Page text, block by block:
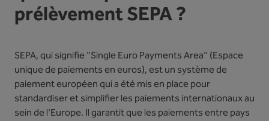
prélèvement SEPA ?
SEPA, qui signifie "Single Euro Payments Area" (Espace
unique de paiements en euros), est un système de
paiement européen qui a été mis en place pour
standardiser et simplifier les paiements internationaux au
sein de l'Europe. Il garantit que les paiements entre pays